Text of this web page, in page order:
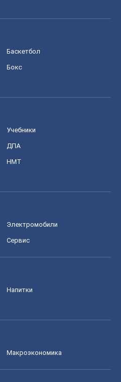
Баскетбол
Бокс
Учебники
ДПА
НМТ
Электромобили
Сервис
Напитки
Mакроэкономика